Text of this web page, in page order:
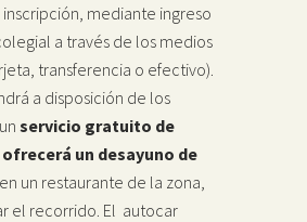
mediante ingreso
a través de los medios
transferencia o efectivo).
a disposición de los
servicio gratuito de
un desayuno de
en un restaurante de la zona,
el recorrido. El autocar